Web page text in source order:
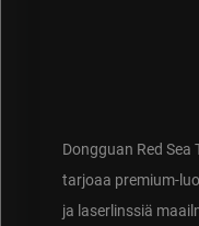
Dongguan Red Sea
tarjoaa premium-
ja laserlinssiä